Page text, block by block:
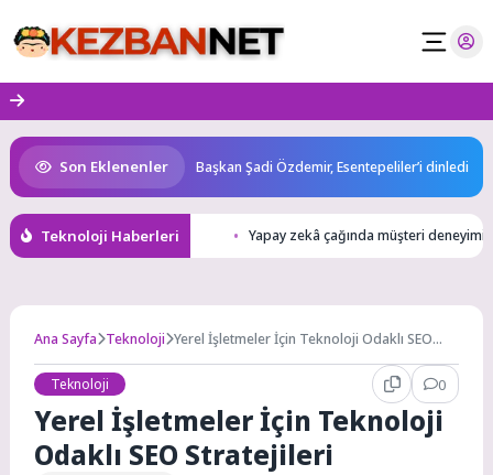
to
content
Son Eklenenler
18 Ekim’de Başkan Şadi Özdemir, Esentepeliler’i dinledi
Teknoloji Haberleri Yapay zekâ çağında müşteri
Ana Sayfa Teknoloji Yerel İşletmeler İçin Teknoloji Odaklı SEO
Teknoloji
0
Yerel İşletmeler İçin Teknoloji
Odaklı SEO Stratejileri